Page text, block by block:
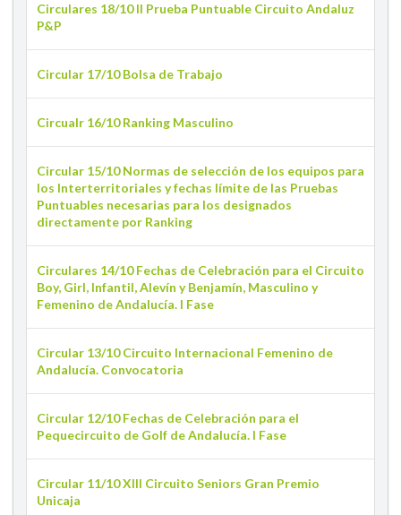
Circulares 18/10 II Prueba Puntuable Circuito Andaluz
P&P
Circular 17/10 Bolsa de Trabajo
Circualr 16/10 Ranking Masculino
Circular 15/10 Normas de selección de los equipos para
los Interterritoriales y fechas límite de las Pruebas
Puntuables necesarias para los designados
directamente por Ranking
Circulares 14/10 Fechas de Celebración para el Circuito
Boy, Girl, Infantil, Alevín y Benjamín, Masculino y
Femenino de Andalucía. I Fase
Circular 13/10 Circuito Internacional Femenino de
Andalucía. Convocatoria
Circular 12/10 Fechas de Celebración para el
Pequecircuito de Golf de Andalucía. I Fase
Circular 11/10 XIII Circuito Seniors Gran Premio
Unicaja